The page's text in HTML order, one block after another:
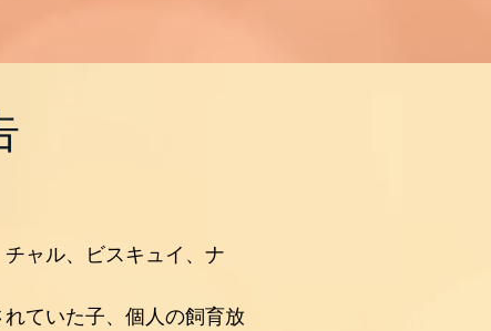
ャル、ビスキュイ、ナ
ていた子、個人の飼育放